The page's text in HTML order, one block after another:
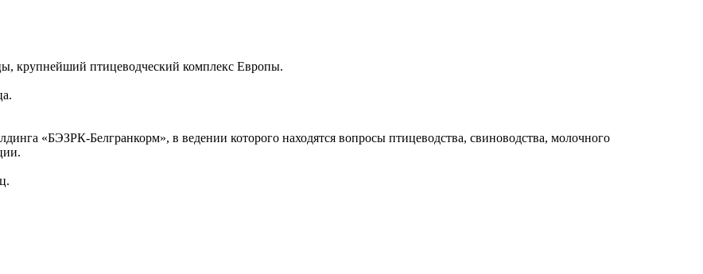
крупнейший птицеводческий комплекс Европы.
«БЭЗРК-Белгранкорм», в ведении которого находятся вопросы птицеводства, свиноводства, молочного